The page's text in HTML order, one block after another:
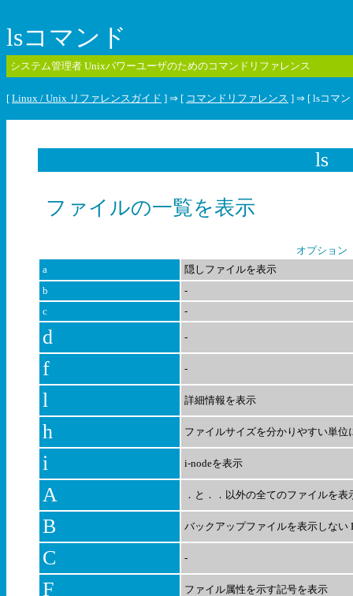
lsコマンド
システム管理者 Unixパワーユーザのためのコマンドリファレンス
[ Linux / Unix リファレンスガイド ] ⇒ [ コマンドリファレンス ] ⇒ [ lsコマン
ls
ファイルの一覧を表示
オプション
a
隠しファイルを表示
b
-
c
-
d -
f -
l 詳細情報を表示
h ファイルサイズを分かりやすい単位
i i-nodeを表示
A ．と．．以外の全てのファイルを
B バックアップファイルを表示しない
C -
F ファイル属性を示す記号を表示